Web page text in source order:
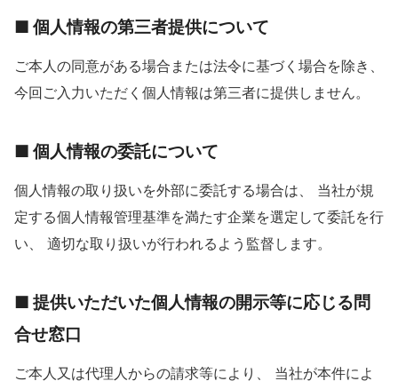
■ 個人情報の第三者提供について
ご本人の同意がある場合または法令に基づく場合を除き、
今回ご入力いただく個人情報は第三者に提供しません。
■ 個人情報の委託について
個人情報の取り扱いを外部に委託する場合は、 当社が規
定する個人情報管理基準を満たす企業を選定して委託を行
い、 適切な取り扱いが行われるよう監督します。
■ 提供いただいた個人情報の開示等に応じる問
合せ窓口
ご本人又は代理人からの請求等により、 当社が本件によ